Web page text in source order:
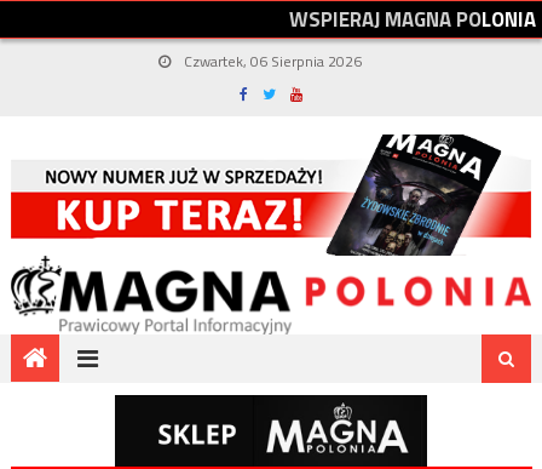
WSPIERAJMAGNAPOLONIA
Czwartek, 06 Sierpnia 2026